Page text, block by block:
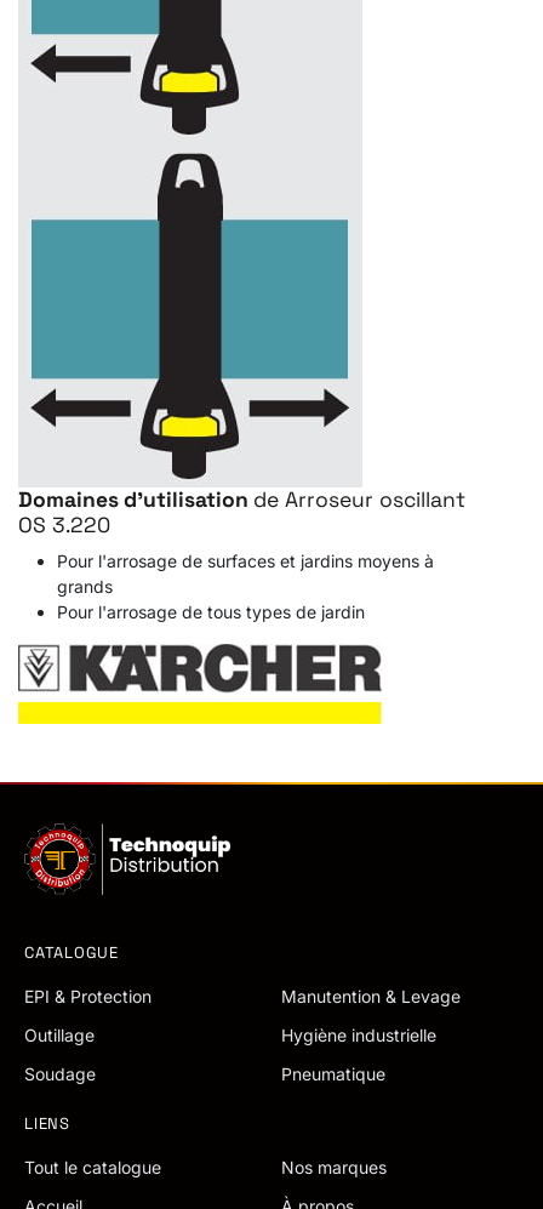
Domaines d'utilisation de Arroseur oscillant
OS 3.220
Pour l'arrosage de surfaces et jardins moyens à
grands
Pour l'arrosage de tous types de jardin
CATALOGUE
EPI & Protection
Manutention & Levage
Outillage
Hygiène industrielle
Soudage
Pneumatique
LIENS
Tout le catalogue
Nos marques